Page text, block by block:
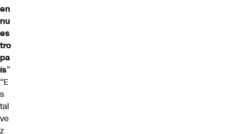
en
nu
es
tro
pa
ís”
“E
s
tal
ve
z